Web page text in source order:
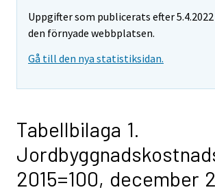
Uppgifter som publicerats efter
den förnyade webbplatsen.
Gå till den nya statistiksidan.
Tabellbilaga 1.
2015=100, december